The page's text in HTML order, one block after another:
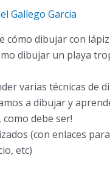
Gallego Garcia
cómo dibujar con
dibujar un playa
varias técnicas de
a dibujar y
debe ser!
(con enlaces
etc)